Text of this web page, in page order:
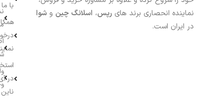
نماینده انحصاری برند های رپس، اسلانگ چین و شوا
در ایران است.
با ما
در
ناین